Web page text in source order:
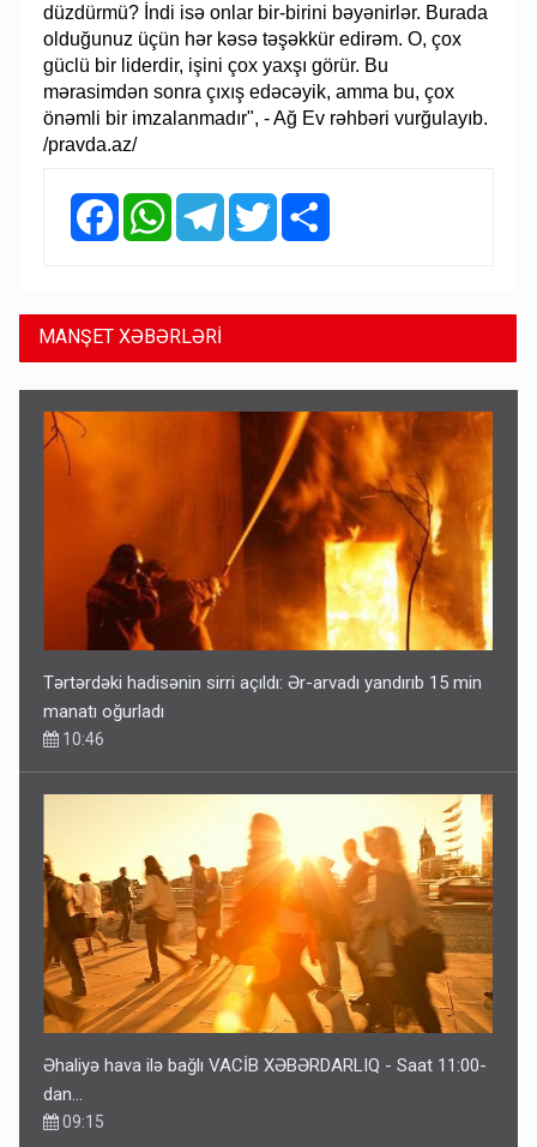
düzdürmü? İndi isə onlar bir-birini bəyənirlər. Burada
olduğunuz üçün hər kəsə təşəkkür edirəm. O, çox
güclü bir liderdir, işini çox yaxşı görür. Bu
mərasimdən sonra çıxış edəcəyik, amma bu, çox
önəmli bir imzalanmadır", - Ağ Ev rəhbəri vurğulayıb.
/pravda.az/
FacebookWhatsAppTelegramTwitter
MANŞET XƏBƏRLƏRİ
Tərtərdəki hadisənin sirri açıldı: Ər-arvadı yandırıb 15 min
manatı oğurladı
10:46
Əhaliyə hava ilə bağlı VACİB XƏBƏRDARLIQ - Saat 11:00-
dan…
09:15